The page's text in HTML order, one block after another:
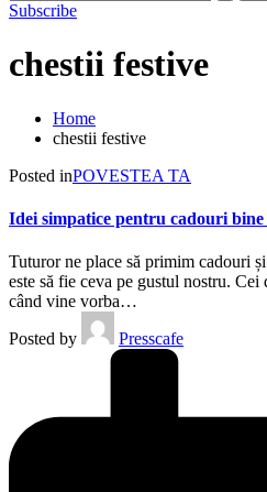
Subscribe
chestii festive
Home
chestii festive
Posted inPOVESTEA TA
Idei simpatice pentru cadouri bine
Tuturor ne place să primim cadouri
este să fie ceva pe gustul nostru. Cei
când vine vorba…
Posted by
Presscafe